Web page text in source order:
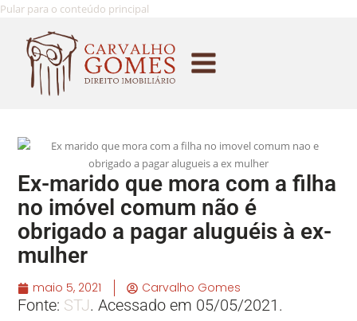
Pular para o conteúdo principal
Ex-marido que mora com a filha
no imóvel comum não é
obrigado a pagar aluguéis à ex-
mulher
maio 5, 2021 Carvalho Gomes
Fonte: STJ. Acessado em 05/05/2021.